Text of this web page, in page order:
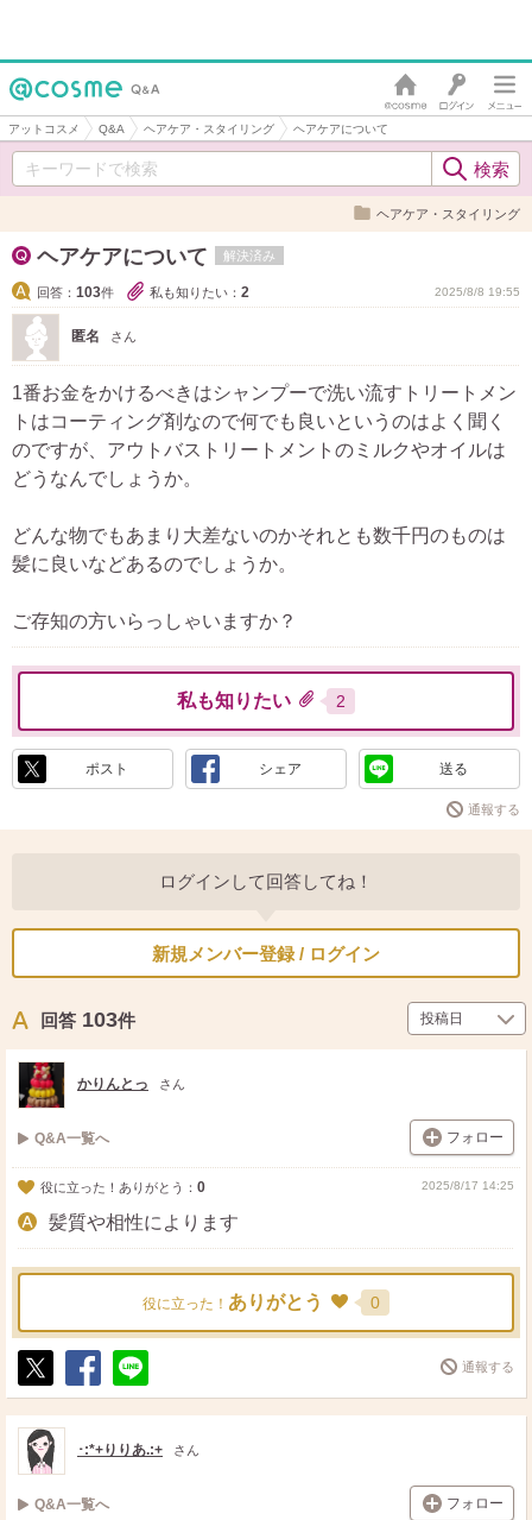
アットコスメ Q&A ヘアケア・スタイリング ヘアケアについて
ヘアケア・スタイリング
ヘアケアについて 解決済み
回答： 103件 私も知りたい： 2 2025/8/8 19:55
匿名 さん
1番お金をかけるべきはシャンプーで洗い流すトリートメン
トはコーティング剤なので何でも良いというのはよく聞く
のですが、アウトバストリートメントのミルクやオイルは
どうなんでしょうか。
どんな物でもあまり大差ないのかそれとも数千円のものは
髪に良いなどあるのでしょうか。
ご存知の方いらっしゃいますか？
私も知りたい 2
ポスト シェア 送る
通報する
ログインして回答してね！
新規メンバー登録 / ログイン
回答 103件
かりんとっ さん
Q&A一覧へ フォロー
役に立った！ありがとう： 0 2025/8/17 14:25
髪質や相性によります
役に立った！ ありがとう 0
ポ
ス
ト
シ
ェ
送
る
通報する
･:*+りりあ.:+ さん
Q&A一覧へ フォロー